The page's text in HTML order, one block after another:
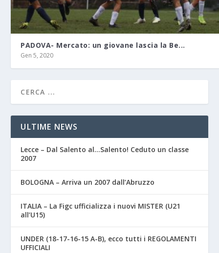
PADOVA- Mercato: un giovane lascia la Be...
Gen 5, 2020
ULTIME NEWS
Lecce – Dal Salento al…Salento! Ceduto un classe
2007
BOLOGNA – Arriva un 2007 dall’Abruzzo
ITALIA – La Figc ufficializza i nuovi MISTER (U21
all’U15)
UNDER (18-17-16-15 A-B), ecco tutti i REGOLAMENTI
UFFICIALI